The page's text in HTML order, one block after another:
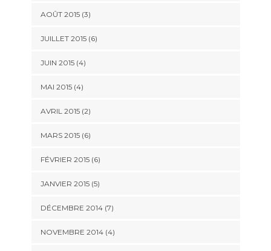
AOÛT 2015(3)
JUILLET 2015(6)
JUIN 2015(4)
MAI 2015(4)
AVRIL 2015(2)
MARS 2015(6)
FÉVRIER 2015(6)
JANVIER 2015(5)
DÉCEMBRE 2014(7)
NOVEMBRE 2014(4)